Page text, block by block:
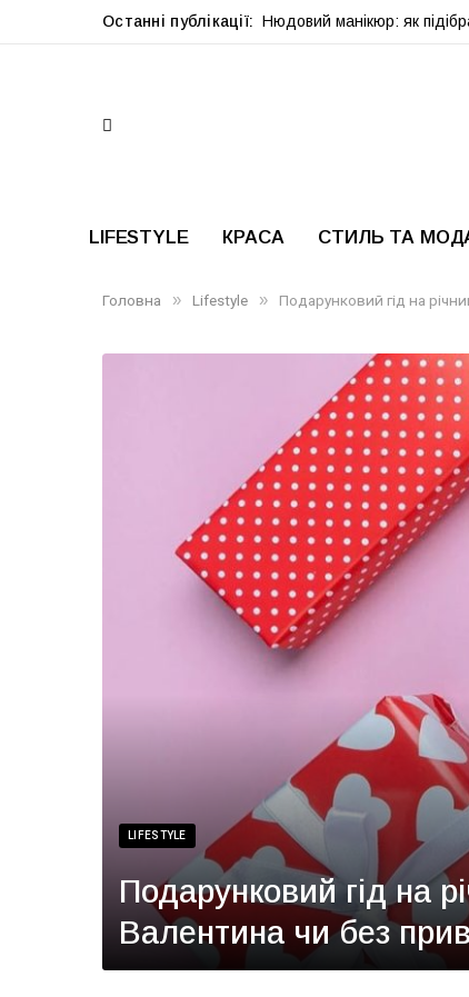
Останні публікації: Нюдовий манікюр: як
LIFESTYLE КРАСА СТИЛЬ ТА
Головна » Lifestyle » Подарунковий гід на
LIFESTYLE
Подарунковий гід на
Валентина чи без